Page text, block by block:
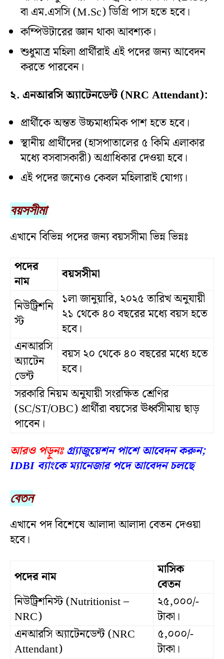
বা এম.এসসি (M.Sc) ডিগ্রি পাস হতে হবে।
কম্পিউটারের জ্ঞান থাকা আবশ্যক।
শুধুমাত্র মহিলা প্রার্থীরাই এই পদের জন্য আবেদন
করতে পারবেন।
২. এনআরসি অ্যাটেনডেন্ট (NRC Attendant):
প্রার্থীকে অন্তত উচ্চমাধ্যমিক পাশ হতে হবে।
স্থানীয় প্রার্থীদের (হাসপাতালের ৫ কিমি এলাকার
মধ্যে বসবাসকারী) অগ্রাধিকার দেওয়া হবে।
এই পদের জন্যেও কেবল মহিলারাই যোগ্য।
বয়সসীমা
এখানে বিভিন্ন পদের জন্য বয়সসীমা ভিন্ন ভিন্নঃ
পদের
নাম
বয়সসীমা
নিউট্রিশনি
স্ট
১লা জানুয়ারি, ২০২৫ তারিখ অনুযায়ী
২১ থেকে ৪০ বছরের মধ্যে বয়স হতে
হবে।
এনআরসি
অ্যাটেন
ডেন্ট
বয়স ২০ থেকে ৪০ বছরের মধ্যে হতে
হবে।
সরকারি নিয়ম অনুযায়ী সংরক্ষিত শ্রেণির
(SC/ST/OBC) প্রার্থীরা বয়সের ঊর্ধ্বসীমায় ছাড়
পাবেন।
আরও পড়ুনঃ গ্র্যাজুয়েশন পাশে আবেদন করুন;
IDBI ব্যাংকে ম্যানেজার পদে আবেদন চলছে
বেতন
এখানে পদ বিশেষে আলাদা আলাদা বেতন দেওয়া
হবে।
পদেরনাম
মাসিক
বেতন
নিউট্রিশনিস্ট (Nutritionist –
NRC)
২৫,০০০/-
টাকা।
এনআরসি অ্যাটেনডেন্ট (NRC
Attendant)
৫,০০০/-
টাকা।